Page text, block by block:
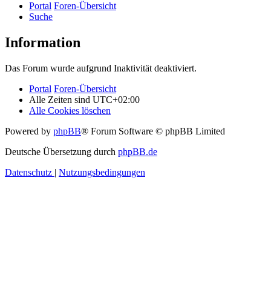
Portal Foren-Übersicht
Suche
Information
Das Forum wurde aufgrund Inaktivität deaktiviert.
Portal Foren-Übersicht
Alle Zeiten sind UTC+02:00
Alle Cookies löschen
Powered by phpBB® Forum Software © phpBB Limited
Deutsche Übersetzung durch phpBB.de
Datenschutz | Nutzungsbedingungen